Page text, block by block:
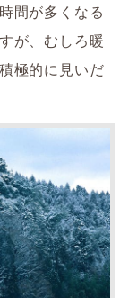
間が多くなる
が、むしろ暖
極的に見いだ